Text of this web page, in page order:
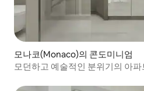
모나코(Monaco)의 콘도미니엄
모던하고 예술적인 분위기의 아파